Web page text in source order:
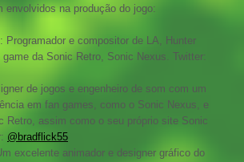
envolvidos na produção do jogo:
: Programador e compositor de LA, Hunter
da Sonic Retro, Sonic Nexus. Twitter:
de jogos e engenheiro de som com um
em fan games, como o Sonic Nexus, e
Retro, assim como o seu próprio site Sonic
@bradflick55
excelente animador e designer gráfico do